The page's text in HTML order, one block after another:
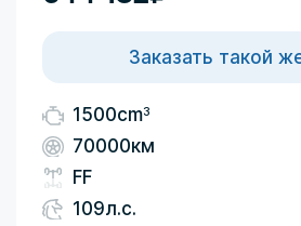
1500cm3
70000км
FF
109л.с.
Заказать такой